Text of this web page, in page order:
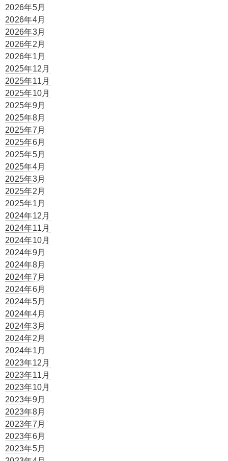
2026年5月
2026年4月
2026年3月
2026年2月
2026年1月
2025年12月
2025年11月
2025年10月
2025年9月
2025年8月
2025年7月
2025年6月
2025年5月
2025年4月
2025年3月
2025年2月
2025年1月
2024年12月
2024年11月
2024年10月
2024年9月
2024年8月
2024年7月
2024年6月
2024年5月
2024年4月
2024年3月
2024年2月
2024年1月
2023年12月
2023年11月
2023年10月
2023年9月
2023年8月
2023年7月
2023年6月
2023年5月